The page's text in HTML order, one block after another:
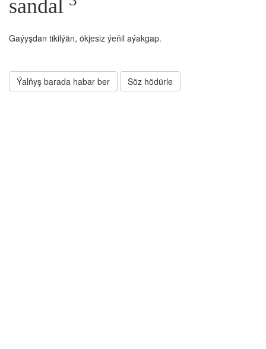
sandal
Gaýyşdan tikilýän, ökjesiz ýeňil aýakgap.
Ýalňyş barada habar ber Söz hödürle